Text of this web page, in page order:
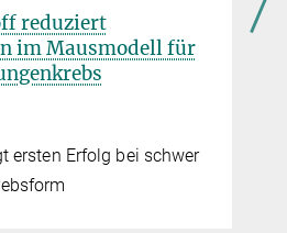
reduziert
im Mausmodell für
ersten Erfolg bei schwer